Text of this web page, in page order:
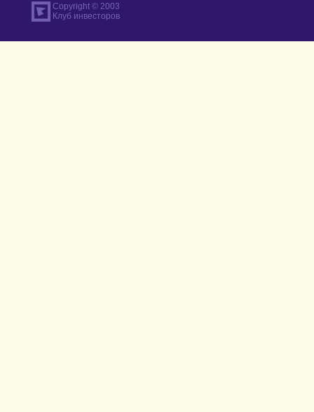
Copyright © 2003
Клуб инвесторов